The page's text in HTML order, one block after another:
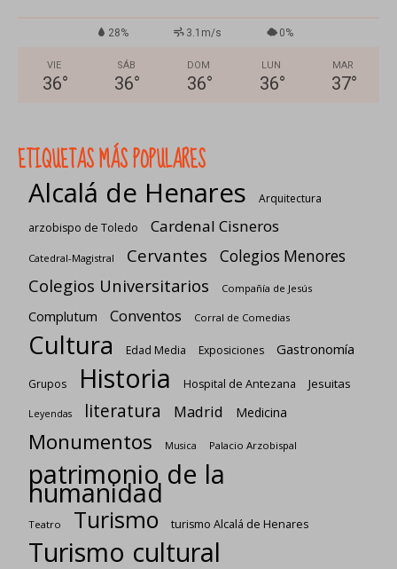
28% 3.1m/s 0%
VIE
36°
SÁB
36°
DOM
36°
LUN
36°
MAR
37°
ETIQUETAS MÁS POPULARES
Alcalá de Henares
Arquitectura
arzobispo de Toledo
Cardenal Cisneros
Catedral-Magistral Cervantes Colegios Menores
Colegios Universitarios Compañía de Jesús
Complutum Conventos Corral de Comedias
Cultura Edad Media Exposiciones Gastronomía
Grupos Historia Hospital de Antezana Jesuitas
Leyendas literatura Madrid Medicina
Monumentos Musica Palacio Arzobispal
patrimonio de la
humanidad
Teatro Turismo turismo Alcalá de Henares
Turismo cultural